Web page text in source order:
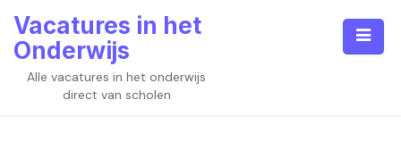
content
Vacatures in het
Onderwijs
Alle vacatures in het onderwijs
direct van scholen